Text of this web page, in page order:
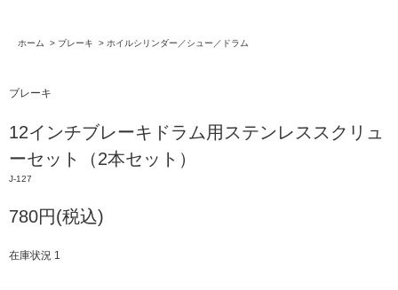
ホーム > ブレーキ > ホイルシリンダー／シュー／ドラム
ブレーキ
12インチブレーキドラム用ステンレススクリュ
ーセット（2本セット）
J-127
780円(税込)
在庫状況 1